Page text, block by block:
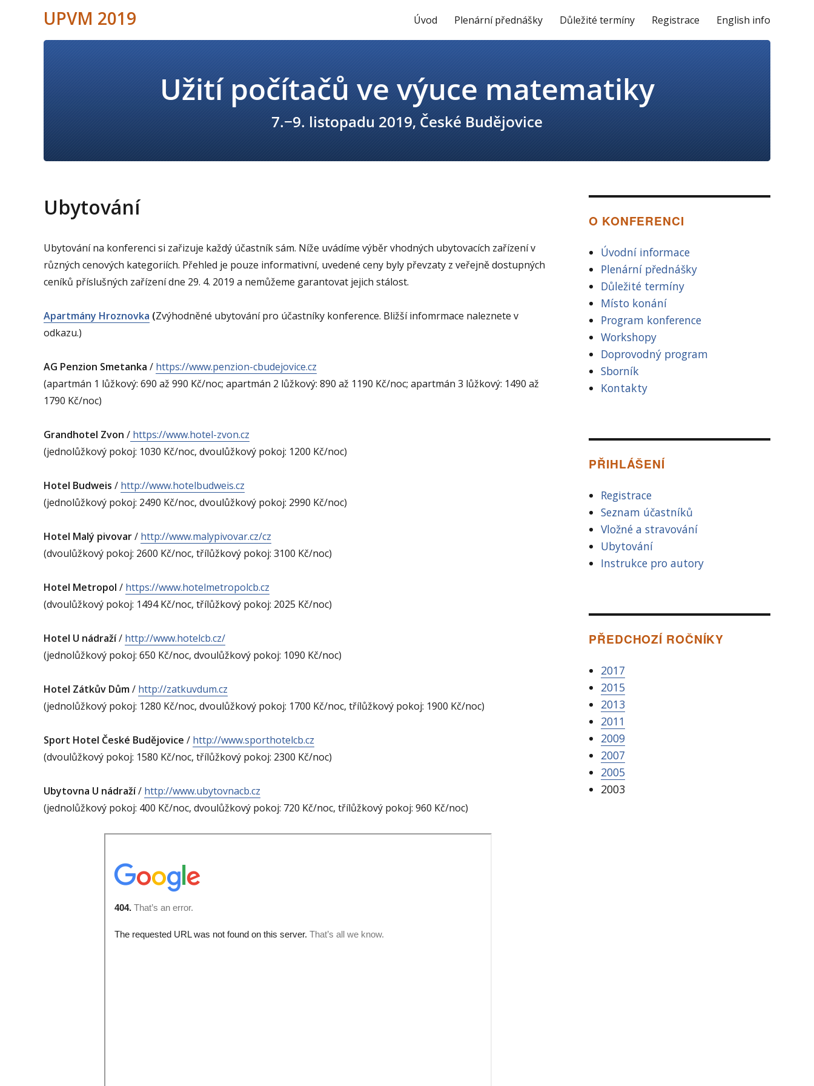
UPVM 2019 Úvod Plenární přednášky Důležité termíny Registrace English info
Ubytování
Ubytování na konferenci si zařizuje každý účastník sám. Níže uvádíme výběr vhodných ubytovacích zařízení v
různých cenových kategoriích. Přehled je pouze informativní, uvedené ceny byly převzaty z veřejně dostupných
ceníků příslušných zařízení dne 29. 4. 2019 a nemůžeme garantovat jejich stálost.
Apartmány Hroznovka (Zvýhodněné ubytování pro účastníky konference. Bližší infomrmace naleznete v
odkazu.)
AG Penzion Smetanka / https://www.penzion-cbudejovice.cz
(apartmán 1 lůžkový: 690 až 990 Kč/noc; apartmán 2 lůžkový: 890 až 1190 Kč/noc; apartmán 3 lůžkový: 1490 až
1790 Kč/noc)
Grandhotel Zvon / https://www.hotel-zvon.cz
(jednolůžkový pokoj: 1030 Kč/noc, dvoulůžkový pokoj: 1200 Kč/noc)
Hotel Budweis / http://www.hotelbudweis.cz
(jednolůžkový pokoj: 2490 Kč/noc, dvoulůžkový pokoj: 2990 Kč/noc)
Hotel Malý pivovar/ http://www.malypivovar.cz/cz
(dvoulůžkový pokoj: 2600 Kč/noc, třílůžkový pokoj: 3100 Kč/noc)
Hotel Metropol / https://www.hotelmetropolcb.cz
(dvoulůžkový pokoj: 1494 Kč/noc, třílůžkový pokoj: 2025 Kč/noc)
Hotel U nádraží/ http://www.hotelcb.cz/
(jednolůžkový pokoj: 650 Kč/noc, dvoulůžkový pokoj: 1090 Kč/noc)
Hotel Zátkův Dům/ http://zatkuvdum.cz
(jednolůžkový pokoj: 1280 Kč/noc, dvoulůžkový pokoj: 1700 Kč/noc, třílůžkový pokoj: 1900 Kč/noc)
Sport Hotel České Budějovice / http://www.sporthotelcb.cz
(dvoulůžkový pokoj: 1580 Kč/noc, třílůžkový pokoj: 2300 Kč/noc)
Ubytovna U nádraží/ http://www.ubytovnacb.cz
(jednolůžkový pokoj: 400 Kč/noc, dvoulůžkový pokoj: 720 Kč/noc, třílůžkový pokoj: 960 Kč/noc)
O KONFERENCI
Úvodní informace
Plenární přednášky
Důležité termíny
Místo konání
Program konference
Workshopy
Doprovodný program
Sborník
Kontakty
PŘIHLÁŠENÍ
Registrace
Seznam účastníků
Vložné a stravování
Ubytování
Instrukce pro autory
PŘEDCHOZÍ ROČNÍKY
2017
2015
2013
2011
2009
2007
2005
2003